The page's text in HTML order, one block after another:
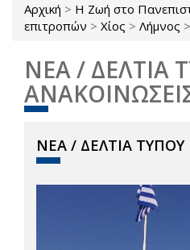
Είστε εδώ
Αρχική > Η Ζωή στο
επιτροπών > Χίος > Λήμνος >
ΝΕΑ / ΔΕΛΤΙΑ
ΝΕΑ / ΔΕΛΤΙΑ ΤΥΠΟΥ